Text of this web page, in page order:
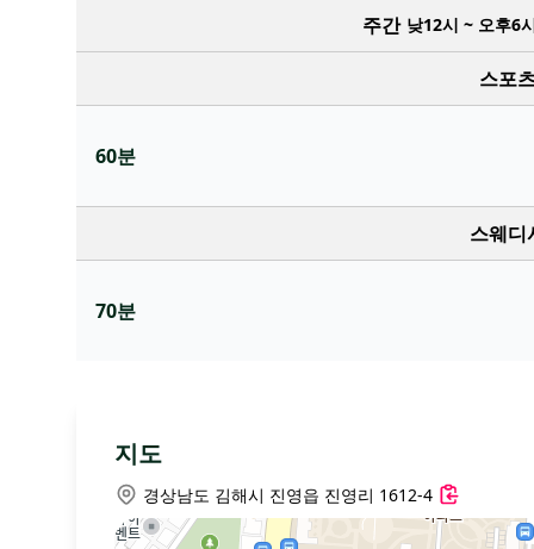
주간 낮12시 ~ 오후6
스포
60분
스웨디
70분
지도
경상남도 김해시 진영읍 진영리 1612-4